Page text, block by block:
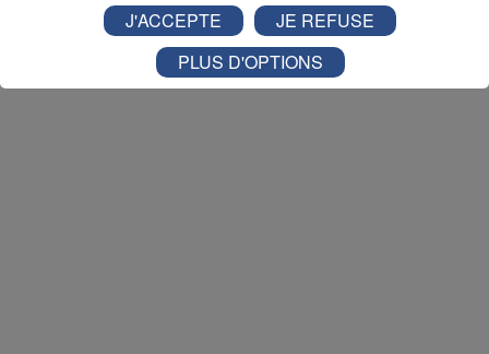
Nathan est allé tester pour vousVerticalp Émosson,
dans la Vallée du Trient:
J'ACCEPTE
JE REFUSE
PLUS D'OPTIONS